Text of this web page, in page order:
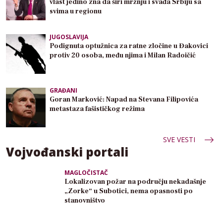
vlast jedino zna da širi mržnju i svađa Srbiju sa
svima u regionu
JUGOSLAVIJA
Podignuta optužnica za ratne zločine u Đakovici
protiv 20 osoba, među njima i Milan Radoičić
GRAĐANI
Goran Marković: Napad na Stevana Filipovića
metastaza fašističkog režima
SVE VESTI
Vojvođanski portali
MAGLOČISTAČ
Lokalizovan požar na području nekadašnje
„Zorke“ u Subotici, nema opasnosti po
stanovništvo